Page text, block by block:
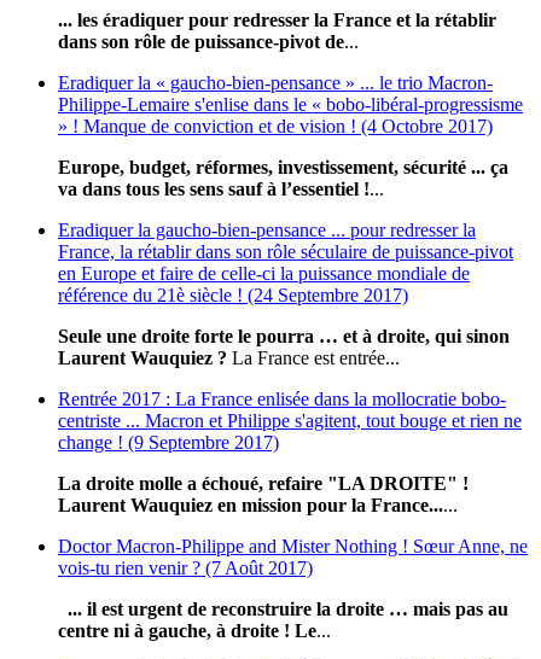
... les éradiquer pour redresser la France et la rétablir
dans son rôle de puissance-pivot de...
Eradiquer la « gaucho-bien-pensance » ... le trio Macron-
Philippe-Lemaire s'enlise dans le « bobo-libéral-progressisme
» ! Manque de conviction et de vision ! (4 Octobre 2017)
Europe, budget, réformes, investissement, sécurité ... ça
va dans tous les sens sauf à l’essentiel !...
Eradiquer la gaucho-bien-pensance ... pour redresser la
France, la rétablir dans son rôle séculaire de puissance-pivot
en Europe et faire de celle-ci la puissance mondiale de
référence du 21è siècle ! (24 Septembre 2017)
Seule une droite forte le pourra … et à droite, qui sinon
Laurent Wauquiez ? La France est entrée...
Rentrée 2017 : La France enlisée dans la mollocratie bobo-
centriste ... Macron et Philippe s'agitent, tout bouge et rien ne
change ! (9 Septembre 2017)
La droite molle a échoué, refaire "LA DROITE" !
Laurent Wauquiez en mission pour la France......
Doctor Macron-Philippe and Mister Nothing ! Sœur Anne, ne
vois-tu rien venir ? (7 Août 2017)
... il est urgent de reconstruire la droite … mais pas au
centre ni à gauche, à droite ! Le...